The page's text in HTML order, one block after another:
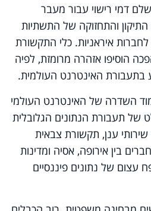
דמי רישוי עבור מעבר
התיקון והתחזוקה של התשתיות
לחברות איראניות. כלי התקשורת
הוסיפו אזהרה מרומזת, לפיה
בתעבורת האינטרנט העולמית.
השדרה של האינטרנט העולמי
של תעבורת הנתונים הגלובלית
ענן, תקשורת צבאית
בין אירופה, אסיה ומדינות
עצום של נתונים פיננסיים